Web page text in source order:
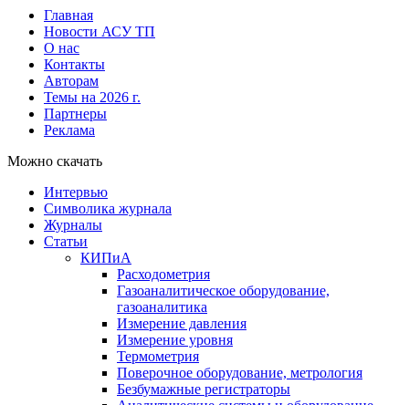
Главная
Новости АСУ ТП
О нас
Контакты
Авторам
Темы на 2026 г.
Партнеры
Реклама
Можно скачать
Интервью
Символика журнала
Журналы
Статьи
КИПиА
Расходометрия
Газоаналитическое оборудование,
газоаналитика
Измерение давления
Измерение уровня
Термометрия
Поверочное оборудование, метрология
Безбумажные регистраторы